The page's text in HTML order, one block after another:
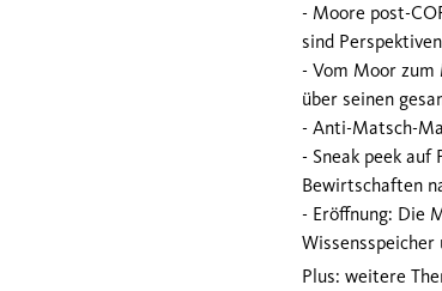
- Moore post-
sind
- Vom Moor zum
über seinen
- Anti-Matsch-
- Sneak peek
Bewirtschaften
- Eröffnung: Die
Wissensspeicher
Plus: weitere